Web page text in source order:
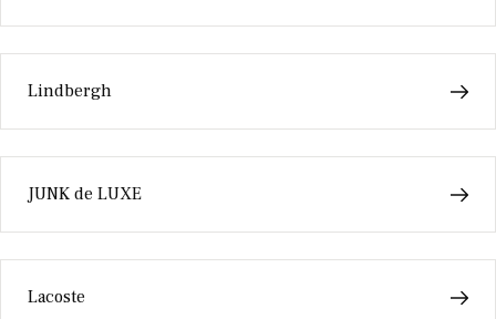
Lindbergh
JUNK de LUXE
Lacoste